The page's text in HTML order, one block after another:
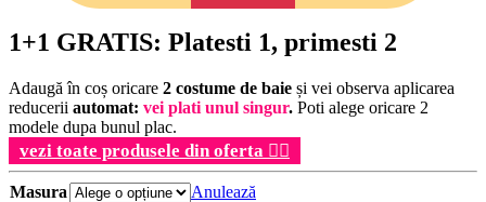
1+1 GRATIS: Platesti 1, primesti 2
Adaugă în coș oricare 2 costume de baie și vei observa aplicarea
reducerii automat: vei plati unul singur. Poti alege oricare 2
modele dupa bunul plac.
vezi toate produsele din oferta 👉🏻
Masura
Anulează